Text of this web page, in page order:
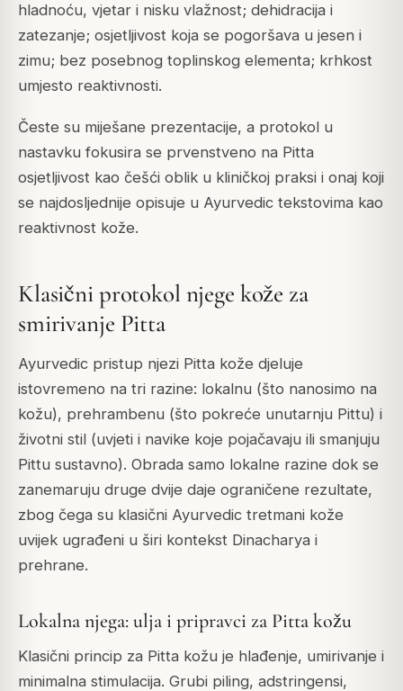
hladnoću, vjetar i nisku vlažnost; dehidracija i
zatezanje; osjetljivost koja se pogoršava u jesen i
zimu; bez posebnog toplinskog elementa; krhkost
umjesto reaktivnosti.
Česte su miješane prezentacije, a protokol u
nastavku fokusira se prvenstveno na Pitta
osjetljivost kao češći oblik u kliničkoj praksi i onaj koji
se najdosljednije opisuje u Ayurvedic tekstovima kao
reaktivnost kože.
Klasični protokol njege kože za
smirivanje Pitta
Ayurvedic pristup njezi Pitta kože djeluje
istovremeno na tri razine: lokalnu (što nanosimo na
kožu), prehrambenu (što pokreće unutarnju Pittu) i
životni stil (uvjeti i navike koje pojačavaju ili smanjuju
Pittu sustavno). Obrada samo lokalne razine dok se
zanemaruju druge dvije daje ograničene rezultate,
zbog čega su klasični Ayurvedic tretmani kože
uvijek ugrađeni u širi kontekst Dinacharya i
prehrane.
Lokalna njega: ulja i pripravci za Pitta kožu
Klasični princip za Pitta kožu je hlađenje, umirivanje i
minimalna stimulacija. Grubi piling, adstringensi,